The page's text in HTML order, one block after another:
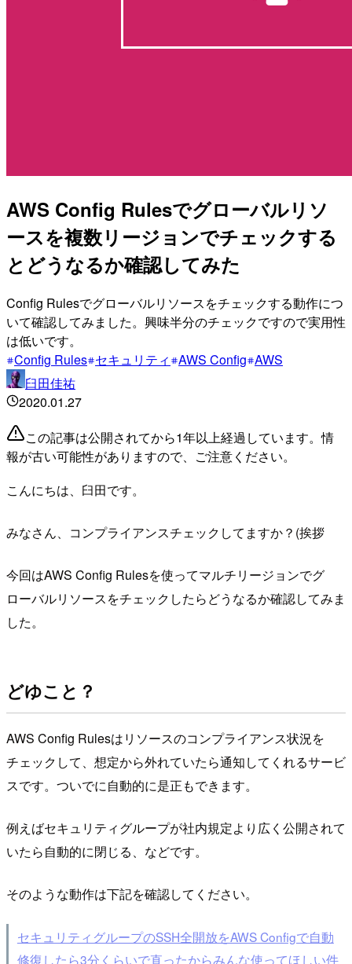
AWS Config Rulesでグローバルリソ
ースを複数リージョンでチェックする
とどうなるか確認してみた
Config Rulesでグローバルリソースをチェックする動作につ
いて確認してみました。興味半分のチェックですので実用性
は低いです。
Config Rules セキュリティ AWS Config AWS
臼田佳祐
2020.01.27
この記事は公開されてから1年以上経過しています。情
報が古い可能性がありますので、ご注意ください。
こんにちは、臼田です。
みなさん、コンプライアンスチェックしてますか？(挨拶
今回はAWS Config Rulesを使ってマルチリージョンでグ
ローバルリソースをチェックしたらどうなるか確認してみま
した。
どゆこと？
AWS Config Rulesはリソースのコンプライアンス状況を
チェックして、想定から外れていたら通知してくれるサービ
スです。ついでに自動的に是正もできます。
例えばセキュリティグループが社内規定より広く公開されて
いたら自動的に閉じる、などです。
そのような動作は下記を確認してください。
セキュリティグループのSSH全開放をAWS Configで自動
修復したら3分くらいで直ったからみんな使ってほしい件